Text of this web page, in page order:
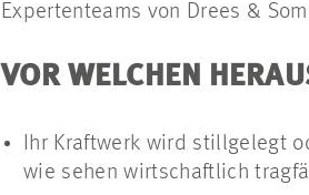
Expertenteams von Drees &
VOR WELCHEN
Ihr Kraftwerk wird stillgelegt
wie sehen wirtschaftlich